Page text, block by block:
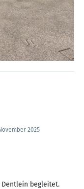
2025
Dentlein begleitet.